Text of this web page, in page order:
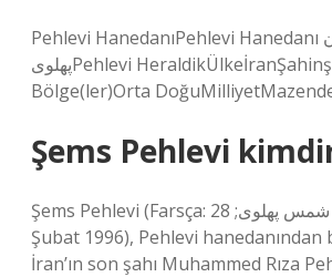
Pehlevi HanedanıPehlevi Hanedanı دودمان
پهلویPehlevi HeraldikÜlkeİranŞahinşah DevletiAktif
Bölge(ler)Orta
Şems Pehlevi
Şems Pehlevi (Farsça: شمس پهلوی; 28 Ekim 1917 – 29
Şubat 1996), Pehlevi
İran’ın son şahı Muhammed Rıza